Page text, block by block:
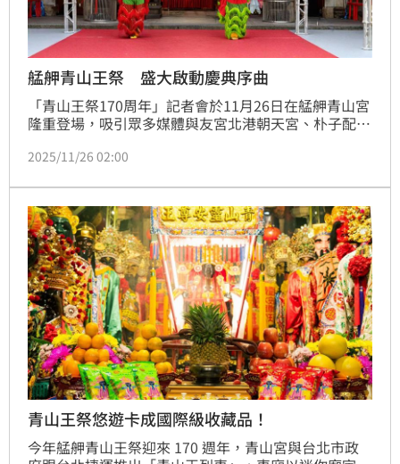
艋舺青山王祭 盛大啟動慶典序曲
「青山王祭170周年」記者會於11月26日在艋舺青山宮
隆重登場，吸引眾多媒體與友宮北港朝天宮、朴子配天
廟、龍山文創基地、艋舺龍山寺、台北天后宮與地方民
以及在地舞團的精彩演出揭開序幕，充分展現艋舺深厚
的文化底蘊與當代創新的融合。
2025/11/26 02:00
青山王祭悠遊卡成國際級收藏品！
今年艋舺青山王祭迎來 170 週年，青山宮與台北市政